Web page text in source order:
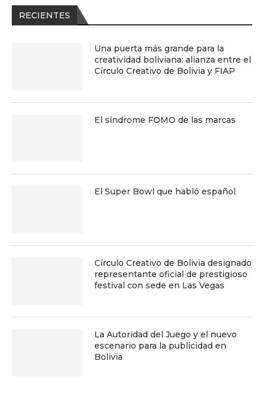
RECIENTES
Una puerta más grande para la
creatividad boliviana: alianza entre el
Círculo Creativo de Bolivia y FIAP
El síndrome FOMO de las marcas
El Super Bowl que habló español
Círculo Creativo de Bolivia designado
representante oficial de prestigioso
festival con sede en Las Vegas
La Autoridad del Juego y el nuevo
escenario para la publicidad en
Bolivia